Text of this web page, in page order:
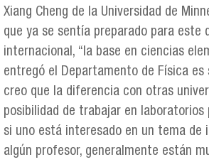
Xiang Cheng de la Universidad de
que ya se sentía preparado para este
internacional, “la base en ciencias
entregó el Departamento de Física es
creo que la diferencia con otras
posibilidad de trabajar en laboratorios
si uno está interesado en un tema de
algún profesor, generalmente están